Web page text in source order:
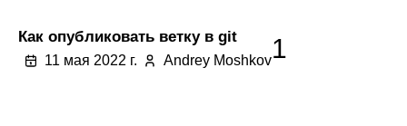
Как опубликовать ветку в git
11 мая 2022 г. Andrey Moshkov1